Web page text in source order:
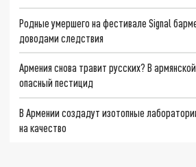
Родные умершего на фестивале Signal
доводами следствия
Армения снова травит русских? В
опасный пестицид
В Армении создадут изотопные
на качество